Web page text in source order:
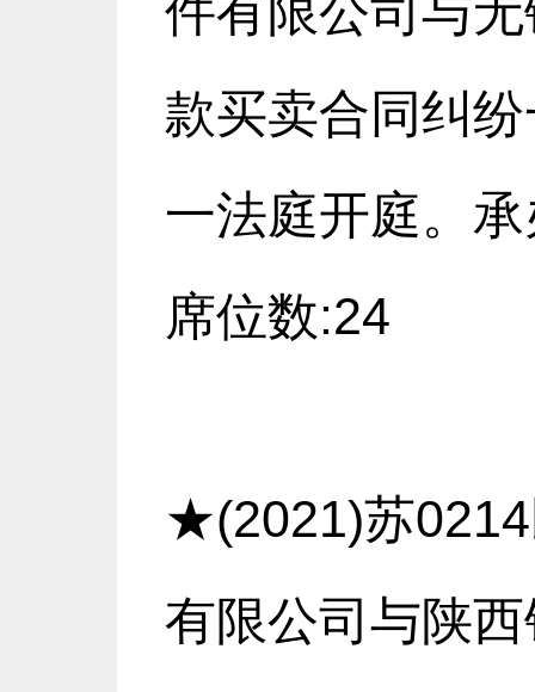
件有限公司与
款买卖合同纠
一法庭开庭。
席位数:24
★(2021)苏
有限公司与陕